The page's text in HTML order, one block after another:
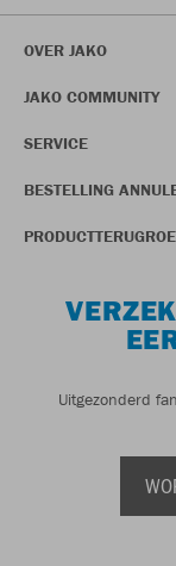
OVER JAKO
JAKO COMMUNITY
SERVICE
BESTELLING
Uitgezonderd